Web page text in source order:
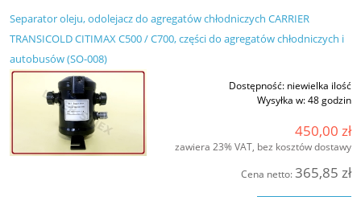
Separator oleju, odolejacz do agregatów chłodniczych CARRIER
TRANSICOLD CITIMAX C500 / C700, części do agregatów chłodniczych i
autobusów (SO-008)
Dostępność: niewielka ilość
Wysyłka w:48 godzin
450,00 zł
zawiera 23% VAT, bez kosztów dostawy
Cena netto:365,85 zł